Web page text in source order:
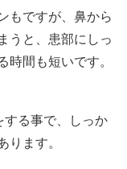
もですが、鼻から
うと、患部にしっ
時間も短いです。
する事で、しっか
ります。